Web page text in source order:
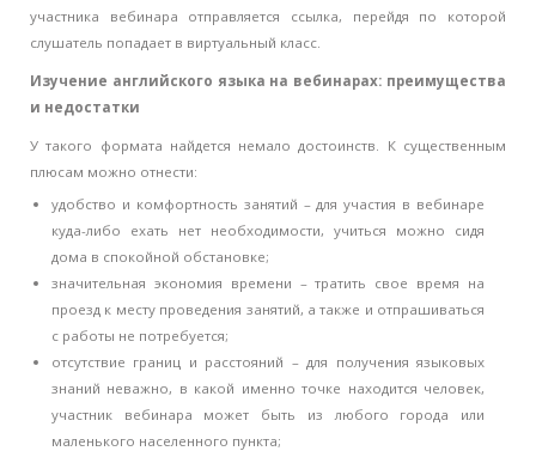
участника вебинара отправляется ссылка, перейдя по которой
слушатель попадает в виртуальный класс.
Изучение английского языка на вебинарах: преимущества
и недостатки
У такого формата найдется немало достоинств. К существенным
плюсам можно отнести:
удобство и комфортность занятий – для участия в вебинаре
куда-либо ехать нет необходимости, учиться можно сидя
дома в спокойной обстановке;
значительная экономия времени – тратить свое время на
проезд к месту проведения занятий, а также и отпрашиваться
с работы не потребуется;
отсутствие границ и расстояний – для получения языковых
знаний неважно, в какой именно точке находится человек,
участник вебинара может быть из любого города или
маленького населенного пункта;